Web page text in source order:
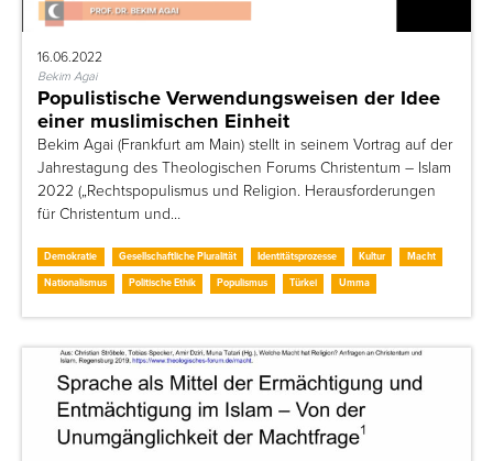
16.06.2022
Bekim Agai
Populistische Verwendungsweisen der Idee
einer muslimischen Einheit
Bekim Agai (Frankfurt am Main) stellt in seinem Vortrag auf der
Jahrestagung des Theologischen Forums Christentum – Islam
2022 („Rechtspopulismus und Religion. Herausforderungen
für Christentum und…
Demokratie Gesellschaftliche Pluralität Identitätsprozesse Kultur
Macht
Nationalismus
Politische Ethik Populismus Türkei Umma